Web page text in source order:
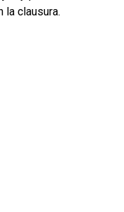
la clausura.